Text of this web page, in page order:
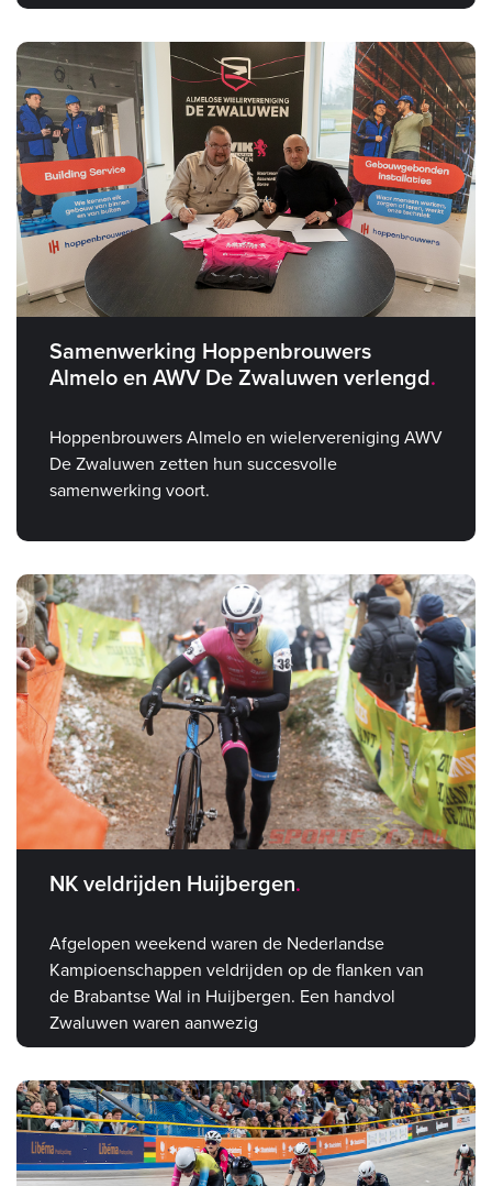
Samenwerking Hoppenbrouwers
Almelo en AWV De Zwaluwen verlengd
Hoppenbrouwers Almelo en wielervereniging AWV
De Zwaluwen zetten hun succesvolle
samenwerking voort.
NK veldrijden Huijbergen
Afgelopen weekend waren de Nederlandse
Kampioenschappen veldrijden op de flanken van
de Brabantse Wal in Huijbergen. Een handvol
Zwaluwen waren aanwezig